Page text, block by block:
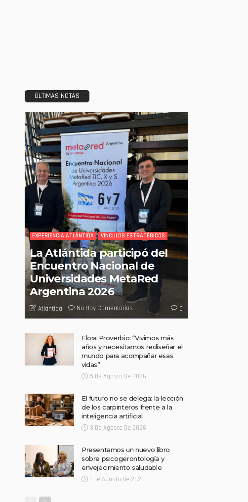
ÚLTIMAS NOTAS
EXPERIENCIA ATLÁNTIDA VINCULOS ESTRATÉGICOS
La Atlántida participó del
Encuentro Nacional de
Universidades MetaRed
Argentina 2026
Atlántida No Hay Comentarios 0
Flora Proverbio: “Vivimos más
años y necesitamos rediseñar el
mundo para acompañar esas
vidas”
5 De Agosto De 2026
El futuro no se delega: la lección
de los carpinteros frente a la
inteligencia artificial
3 De Agosto De 2026
Presentamos un nuevo libro
sobre psicogerontología y
envejecimiento saludable
1 De Agosto De 2026